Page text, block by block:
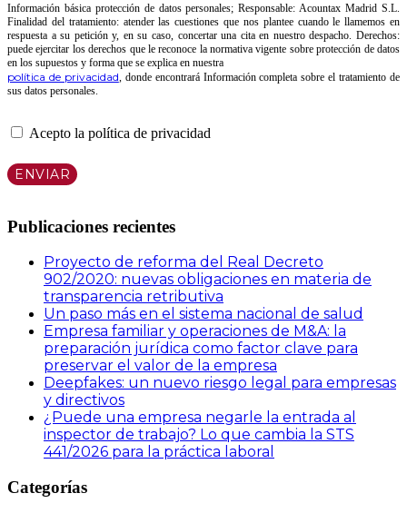
Información básica protección de datos personales; Responsable: Acountax Madrid S.L.
Finalidad del tratamiento: atender las cuestiones que nos plantee cuando le llamemos en
respuesta a su petición y, en su caso, concertar una cita en nuestro despacho. Derechos:
puede ejercitar los derechos que le reconoce la normativa vigente sobre protección de datos
en los supuestos y forma que se explica en nuestra
política de privacidad, donde encontrará Información completa sobre el tratamiento de
sus datos personales.
Acepto la política de privacidad
Publicaciones recientes
Proyecto de reforma del Real Decreto
902/2020: nuevas obligaciones en materia de
transparencia retributiva
Un paso más en el sistema nacional de salud
Empresa familiar y operaciones de M&A: la
preparación jurídica como factor clave para
preservar el valor de la empresa
Deepfakes: un nuevo riesgo legal para empresas
y directivos
¿Puede una empresa negarle la entrada al
inspector de trabajo? Lo que cambia la STS
441/2026 para la práctica laboral
Categorías